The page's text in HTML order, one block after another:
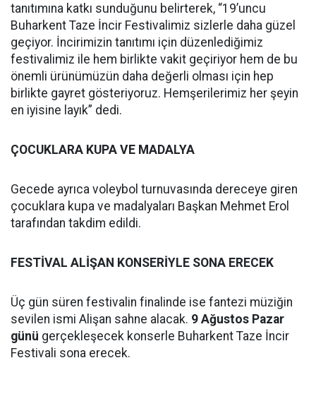
tanıtımına katkı sunduğunu belirterek, “19’uncu
Buharkent Taze İncir Festivalimiz sizlerle daha güzel
geçiyor. İncirimizin tanıtımı için düzenlediğimiz
festivalimiz ile hem birlikte vakit geçiriyor hem de bu
önemli ürünümüzün daha değerli olması için hep
birlikte gayret gösteriyoruz. Hemşerilerimiz her şeyin
en iyisine layık” dedi.
ÇOCUKLARA KUPA VE MADALYA
Gecede ayrıca voleybol turnuvasında dereceye giren
çocuklara kupa ve madalyaları Başkan Mehmet Erol
tarafından takdim edildi.
FESTİVAL ALİŞAN KONSERİYLE SONA ERECEK
Üç gün süren festivalin finalinde ise fantezi müziğin
sevilen ismi Alişan sahne alacak. 9 Ağustos Pazar
günü gerçekleşecek konserle Buharkent Taze İncir
Festivali sona erecek.